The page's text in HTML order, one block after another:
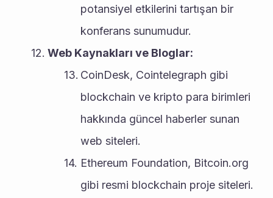
potansiyel etkilerini tartışan bir
konferans sunumudur.
Web Kaynakları ve Bloglar:
CoinDesk, Cointelegraph gibi
blockchain ve kripto para birimleri
hakkında güncel haberler sunan
web siteleri.
Ethereum Foundation, Bitcoin.org
gibi resmi blockchain proje siteleri.